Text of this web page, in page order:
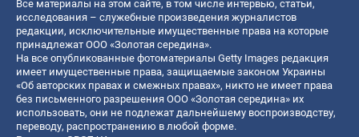
Все материалы на этом сайте, в том числе интервью, статьи,
исследования – служебные произведения журналистов
редакции, исключительные имущественные права на которые
принадлежат ООО «Золотая середина».
На все опубликованные фотоматериалы Getty Images редакция
имеет имущественные права, защищаемые законом Украины
«Об авторских правах и смежных правах», никто не имеет права
без письменного разрешения ООО «Золотая середина» их
использовать, они не подлежат дальнейшему воспроизводству,
переводу, распространению в любой форме.